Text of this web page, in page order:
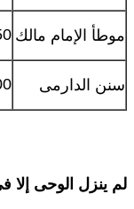
الإمام مالك
الدارمى
ينزل الوحى إلا